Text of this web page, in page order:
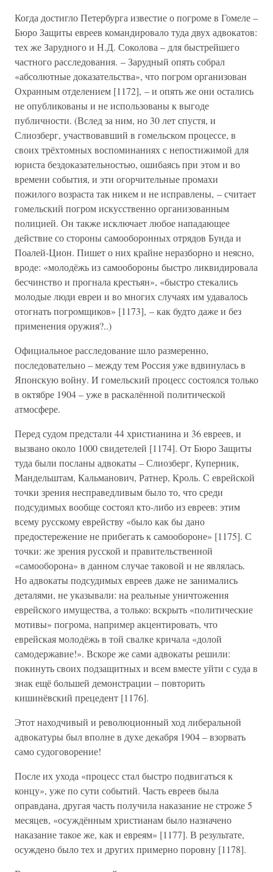
Когда достигло Петербурга известие о погроме в Гомеле –
Бюро Защиты евреев командировало туда двух адвокатов:
тех же Зарудного и Н.Д. Соколова – для быстрейшего
частного расследования. – Зарудный опять собрал
«абсолютные доказательства», что погром организован
Охранным отделением [1172], – и опять же они остались
не опубликованы и не использованы к выгоде
публичности. (Вслед за ним, но 30 лет спустя, и
Слиозберг, участвовавший в гомельском процессе, в
своих трёхтомных воспоминаниях с непостижимой для
юриста бездоказательностью, ошибаясь при этом и во
времени события, и эти огорчительные промахи
пожилого возраста так никем и не исправлены, – считает
гомельский погром искусственно организованным
полицией. Он также исключает любое нападающее
действие со стороны самооборонных отрядов Бунда и
Поалей-Цион. Пишет о них крайне неразборно и неясно,
вроде: «молодёжь из самообороны быстро ликвидировала
бесчинство и прогнала крестьян», «быстро стекались
молодые люди евреи и во многих случаях им удавалось
отогнать погромщиков» [1173], – как будто даже и без
применения оружия?..)
Официальное расследование шло размеренно,
последовательно – между тем Россия уже вдвинулась в
Японскую войну. И гомельский процесс состоялся только
в октябре 1904 – уже в раскалённой политической
атмосфере.
Перед судом предстали 44 христианина и 36 евреев, и
вызвано около 1000 свидетелей [1174]. От Бюро Защиты
туда были посланы адвокаты – Слиозберг, Куперник,
Мандельштам, Кальманович, Ратнер, Кроль. С еврейской
точки зрения несправедливым было то, что среди
подсудимых вообще состоял кто-либо из евреев: этим
всему русскому еврейству «было как бы дано
предостережение не прибегать к самообороне» [1175]. С
точки: же зрения русской и правительственной
«самооборона» в данном случае таковой и не являлась.
Но адвокаты подсудимых евреев даже не занимались
деталями, не указывали: на реальные уничтожения
еврейского имущества, а только: вскрыть «политические
мотивы» погрома, например акцентировать, что
еврейская молодёжь в той свалке кричала «долой
самодержавие!». Вскоре же сами адвокаты решили:
покинуть своих подзащитных и всем вместе уйти с суда в
знак ещё большей демонстрации – повторить
кишинёвский прецедент [1176].
Этот находчивый и революционный ход либеральной
адвокатуры был вполне в духе декабря 1904 – взорвать
само судоговорение!
После их ухода «процесс стал быстро подвигаться к
концу», уже по сути событий. Часть евреев была
оправдана, другая часть получила наказание не строже 5
месяцев, «осуждённым христианам было назначено
наказание такое же, как и евреям» [1177]. В результате,
осуждено было тех и других примерно поровну [1178].